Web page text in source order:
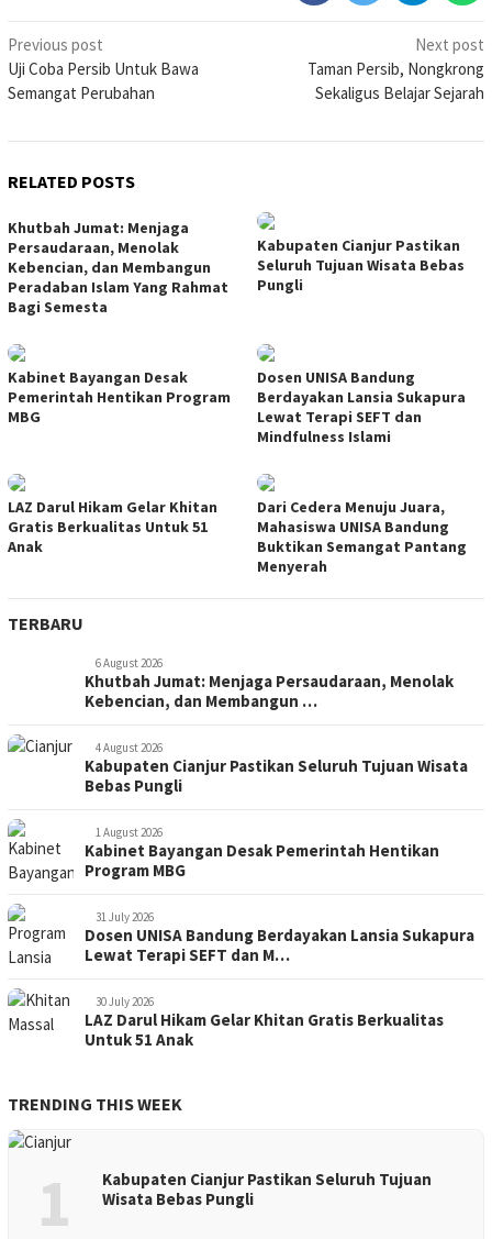
Post
navigation
Previous post
Uji Coba Persib Untuk Bawa
Semangat Perubahan
Next post
Taman Persib, Nongkrong
Sekaligus Belajar Sejarah
RELATED POSTS
Khutbah Jumat: Menjaga
Persaudaraan, Menolak
Kebencian, dan Membangun
Peradaban Islam Yang Rahmat
Bagi Semesta
Kabupaten Cianjur Pastikan
Seluruh Tujuan Wisata Bebas
Pungli
Kabinet Bayangan Desak
Pemerintah Hentikan Program
MBG
Dosen UNISA Bandung
Berdayakan Lansia Sukapura
Lewat Terapi SEFT dan
Mindfulness Islami
LAZ Darul Hikam Gelar Khitan
Gratis Berkualitas Untuk 51
Anak
Dari Cedera Menuju Juara,
Mahasiswa UNISA Bandung
Buktikan Semangat Pantang
Menyerah
TERBARU
6 August 2026
Khutbah Jumat: Menjaga Persaudaraan, Menolak
Kebencian, dan Membangun …
4 August 2026
Kabupaten Cianjur Pastikan Seluruh Tujuan Wisata
Bebas Pungli
1 August 2026
Kabinet Bayangan Desak Pemerintah Hentikan
Program MBG
31 July 2026
Dosen UNISA Bandung Berdayakan Lansia Sukapura
Lewat Terapi SEFT dan M…
30 July 2026
LAZ Darul Hikam Gelar Khitan Gratis Berkualitas
Untuk 51 Anak
TRENDING THIS WEEK
1
Kabupaten Cianjur Pastikan Seluruh Tujuan
Wisata Bebas Pungli